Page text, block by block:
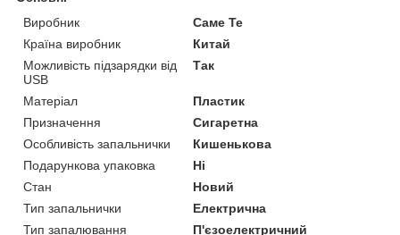
Виробник
Саме Те
Країна виробник
Китай
Можливість підзарядки від
USB
Так
Матеріал
Пластик
Призначення
Сигаретна
Особливість запальнички
Кишенькова
Подарункова упаковка
Ні
Стан
Новий
Тип запальнички
Електрична
Тип запалювання
П'єзоелектричний